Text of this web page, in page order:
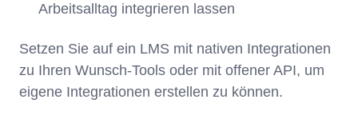
Arbeitsalltag integrieren lassen
Setzen Sie auf ein LMS mit nativen Integrationen
zu Ihren Wunsch-Tools oder mit offener API, um
eigene Integrationen erstellen zu können.